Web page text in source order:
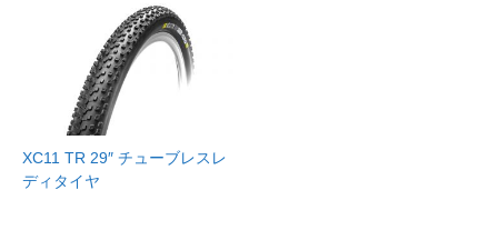
XC11 TR 29″ チューブレスレ
ディタイヤ